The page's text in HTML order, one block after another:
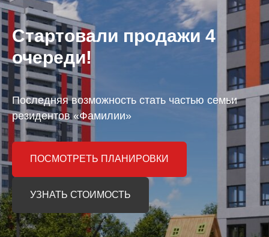
Стартовали продажи 4
очереди!
Последняя возможность стать частью семьи
резидентов «Фамилии»
ПОСМОТРЕТЬ ПЛАНИРОВКИ
УЗНАТЬ СТОИМОСТЬ